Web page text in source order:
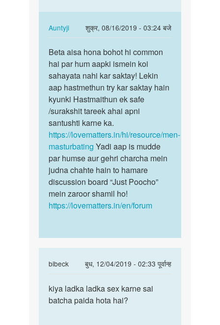
personality
aur
by
Dev
dekhkar…
Auntyji
शुक्र, 08/16/2019 - 03:24 बजे
In
reply
to
Mujhe
mard
ka
ling
dekhkar…
by
Sanjai
Beta
aisa
hona
bohot
hi…
Beta aisa hona bohot hi common
hai par hum aapki ismein koi
sahayata nahi kar saktay! Lekin
aap hastmethun try kar saktay hain
kyunki Hastmaithun ek safe
/surakshit tareek ahai apni
santushti karne ka.
https://lovematters.in/hi/resource/men-
masturbating Yadi aap is mudde
par humse aur gehri charcha mein
judna chahte hain to hamare
discussion board “Just Poocho”
mein zaroor shamil ho!
https://lovematters.in/en/forum
bibeck
बुध, 12/04/2019 - 02:33 पूर्वान्ह
to
Muje
kiya
ladka
kiya ladka ladka sex karne sai
batcha paida hota hai?